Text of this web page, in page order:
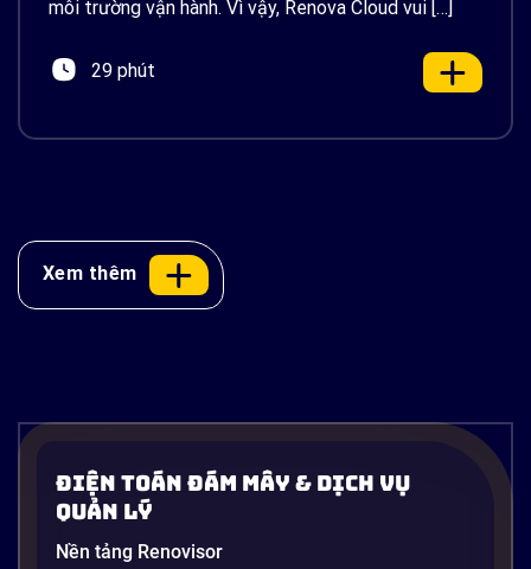
môi trường vận hành. Vì vậy, Renova Cloud vui […]
29 phút
Docker là gì? Container hóa ứng dụng
Một vấn đề cực kỳ quen thuộc trong ngành phần
mềm: developer viết xong code, chạy ngon lành trên
máy cá nhân, nhưng khi đẩy lên server production
Xem thêm
Điện Toán Đám Mây & Dịch Vụ
Quản Lý
Nền tảng Renovisor